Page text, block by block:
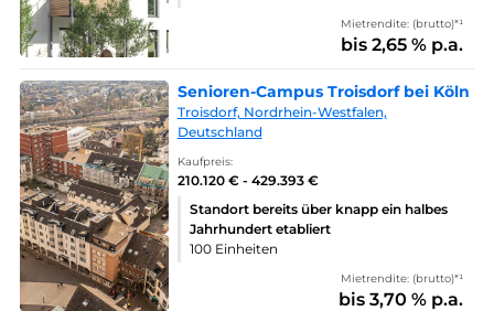
Mietrendite: (brutto)*¹
bis 2,65 % p.a.
Senioren-Campus Troisdorf bei Köln
Troisdorf, Nordrhein-Westfalen,
Deutschland
Kaufpreis:
210.120 € - 429.393 €
Standort bereits über knapp ein halbes
Jahrhundert etabliert
100 Einheiten
Mietrendite: (brutto)*¹
bis 3,70 % p.a.